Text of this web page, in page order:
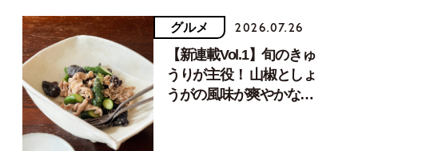
グルメ 2026.07.26
【新連載Vol.1】旬のきゅ
うりが主役！ 山椒としょ
うがの風味が爽やかな、